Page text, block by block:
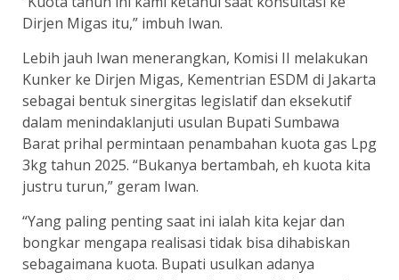
Dirjen Migas itu,” imbuh Iwan.
Lebih jauh Iwan menerangkan, Komisi II melakukan
Kunker ke Dirjen Migas, Kementrian ESDM di Jakarta
sebagai bentuk sinergitas legislatif dan eksekutif
dalam menindaklanjuti usulan Bupati Sumbawa
Barat prihal permintaan penambahan kuota gas Lpg
3kg tahun 2025. “Bukanya bertambah, eh kuota kita
justru turun,” geram Iwan.
“Yang paling penting saat ini ialah kita kejar dan
bongkar mengapa realisasi tidak bisa dihabiskan
sebagaimana kuota. Bupati usulkan adanya